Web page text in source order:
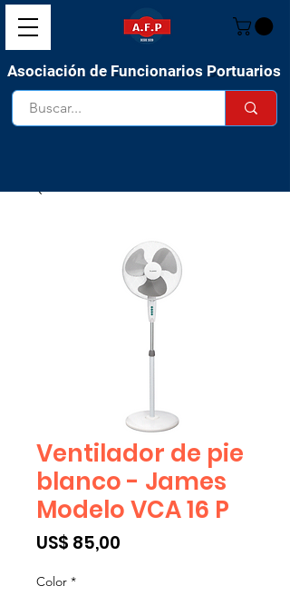
Asociación de Funcionarios Portuarios
Ventilador de pie
blanco - James
Modelo VCA 16 P
US$ 85,00
Color *